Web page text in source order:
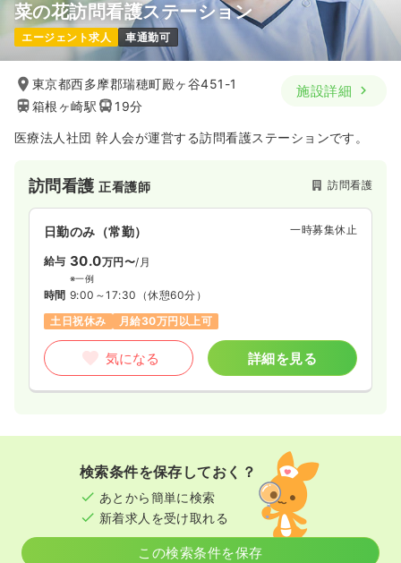
菜の花訪問看護ステーション
エージェント求人 車通勤可
東京都西多摩郡瑞穂町殿ヶ谷451-1
箱根ヶ崎駅
19分
施設詳細
医療法人社団 幹人会が運営する訪問看護ステーションです。
訪問看護正看護師 訪問看護
日勤のみ（常勤） 一時募集休止
給与 30.0万円〜/月
※一例
時間 9:00～17:30 （休憩60分）
土日祝休み
月給30万円以上可
気になる 詳細を見る
検索条件を保存しておく？
あとから簡単に検索
新着求人を受け取れる
この検索条件を保存